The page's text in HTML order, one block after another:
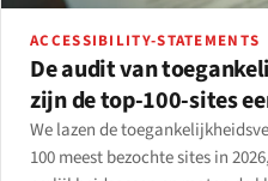
ACCESSIBILITY-STATEMENTS
De audit van
zijn de top-100-sites
We lazen de
100 meest bezochte sites in